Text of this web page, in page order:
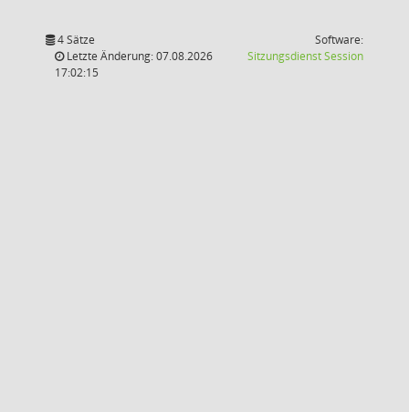
4 Sätze
Letzte Änderung: 07.08.2026
17:02:15
Software:
SitzungsdienstSession(Wird in